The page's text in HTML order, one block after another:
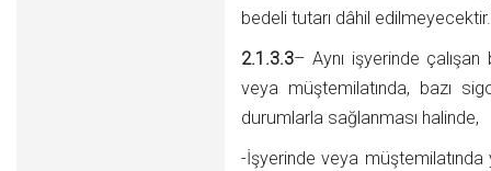
bedeli tutarı dâhil edilmeyecektir.
2.1.3.3– Aynı işyerinde
veya müştemilatında, bazı
durumlarla sağlanması halinde,
-İşyerinde veya